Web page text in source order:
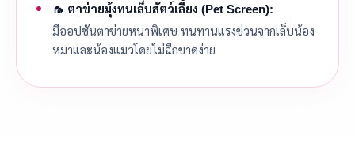
🦟 ตาข่ายมุ้งทนเล็บสัตว์เลี้ยง (Pet Screen):
มีออปชันตาข่ายหนาพิเศษ ทนทานแรงข่วนจากเล็บน้อง
หมาและน้องแมวโดยไม่ฉีกขาดง่าย